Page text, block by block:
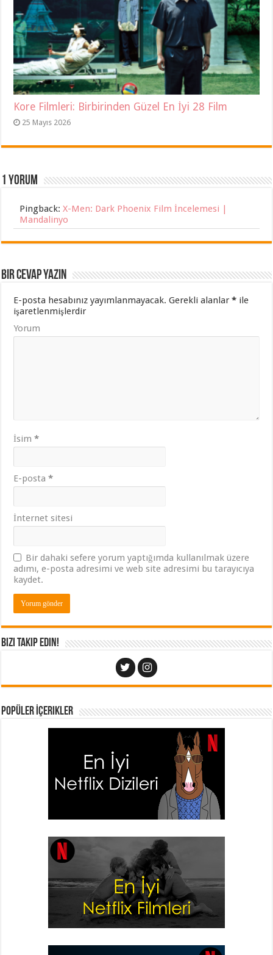
Kore Filmleri: Birbirinden Güzel En İyi 28 Film
25 Mayıs 2026
1 Yorum
Pingback:X-Men: Dark Phoenix Film İncelemesi |
Mandalinyo
Bir cevap yazın
E-posta hesabınız yayımlanmayacak. Gerekli alanlar* ile
işaretlenmişlerdir
Yorum
İsim*
E-posta*
İnternet sitesi
Bir dahaki sefere yorum yaptığımda kullanılmak üzere
adımı, e-posta adresimi ve web site adresimi bu tarayıcıya
kaydet.
Bizi Takip Edin!
Popüler İçerikler